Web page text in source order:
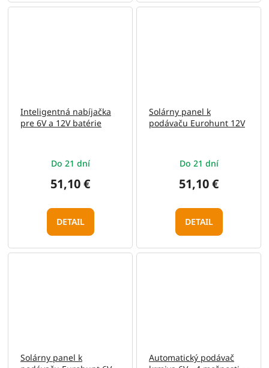
Inteligentná nabíjačka
pre 6V a 12V batérie
Do 21 dní
51,10 €
DETAIL
Solárny panel k
podávaču Eurohunt 12V
Do 21 dní
51,10 €
DETAIL
Solárny panel k
Automatický podávač